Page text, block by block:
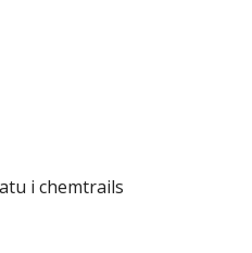
i chemtrails